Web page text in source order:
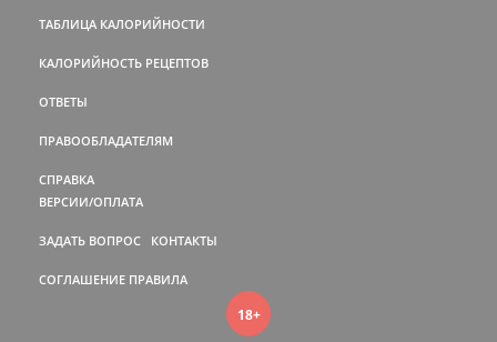
ТАБЛИЦА КАЛОРИЙНОСТИ
КАЛОРИЙНОСТЬ РЕЦЕПТОВ
ОТВЕТЫ
ПРАВООБЛАДАТЕЛЯМ
СПРАВКА
ВЕРСИИ/ОПЛАТА
ЗАДАТЬ ВОПРОС КОНТАКТЫ
СОГЛАШЕНИЕ ПРАВИЛА
18+